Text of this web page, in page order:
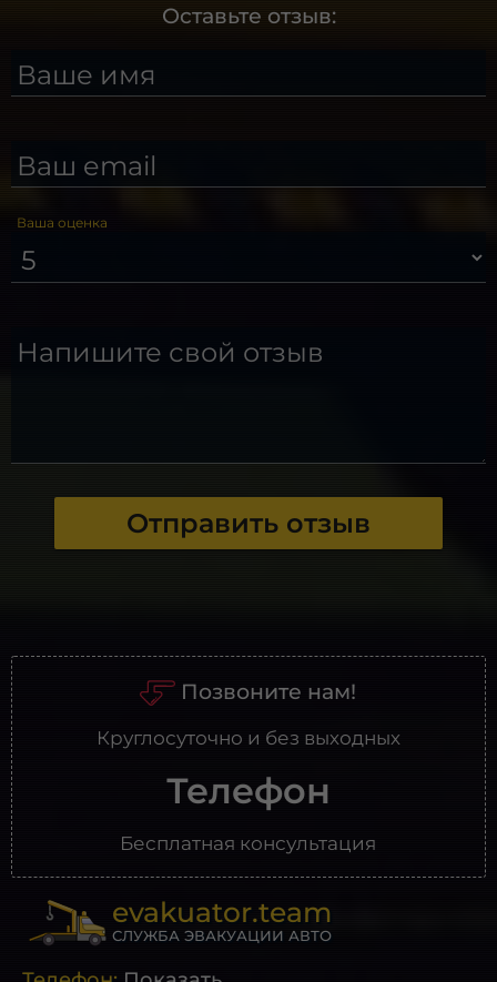
Оставьте отзыв:
Ваше имя
Ваш email
Ваша оценка
Напишите свой отзыв
Отправить отзыв
Позвоните нам!
Круглосуточно и без выходных
Телефон
Бесплатная консультация
evakuator.team
СЛУЖБА ЭВАКУАЦИИ АВТО